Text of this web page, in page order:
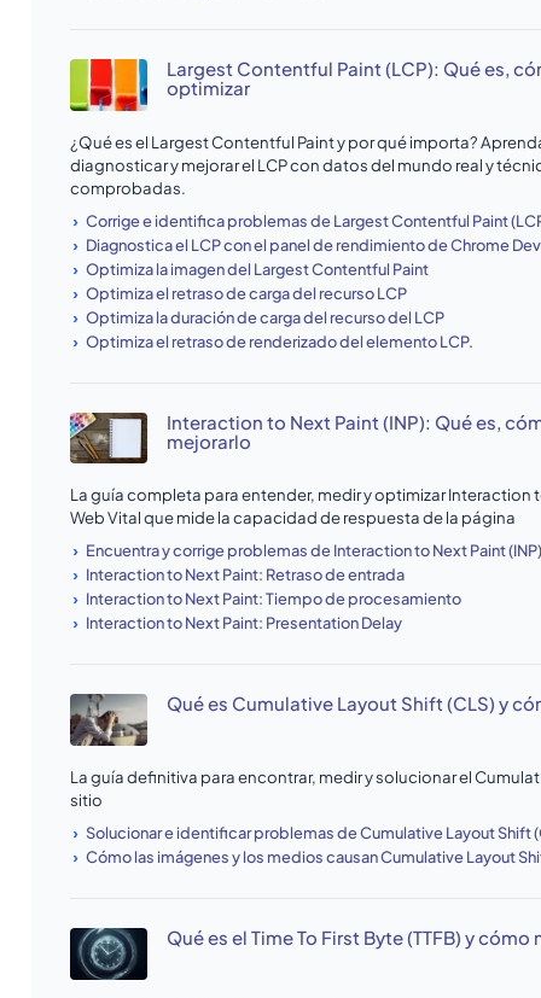
Largest Contentful Paint (LCP): Qué es,
optimizar
¿Qué es el Largest Contentful Paint y por qué importa?
diagnosticar y mejorar el LCP con datos del mundo real y
comprobadas.
Corrige e identifica problemas de Largest Contentful Paint
Diagnostica el LCP con el panel de rendimiento de Chrome
Optimiza la imagen del Largest Contentful Paint
Optimiza el retraso de carga del recurso LCP
Optimiza la duración de carga del recurso del LCP
Optimiza el retraso de renderizado del elemento LCP.
Interaction to Next Paint (INP): Qué es,
mejorarlo
La guía completa para entender, medir y optimizar Interaction
Web Vital que mide la capacidad de respuesta de la página
Encuentra y corrige problemas de Interaction to Next Paint (INP)
Interaction to Next Paint: Retraso de entrada
Interaction to Next Paint: Tiempo de procesamiento
Interaction to Next Paint: Presentation Delay
Qué es Cumulative Layout Shift (CLS) y
La guía definitiva para encontrar, medir y solucionar el
sitio
Solucionar e identificar problemas de Cumulative Layout Shift
Cómo las imágenes y los medios causan Cumulative Layout
Qué es el Time To First Byte (TTFB) y cómo